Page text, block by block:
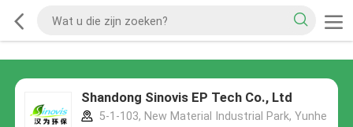
Shandong Sinovis EP Tech Co., Ltd
5-1-103, New Material Industrial Park, Yunhe